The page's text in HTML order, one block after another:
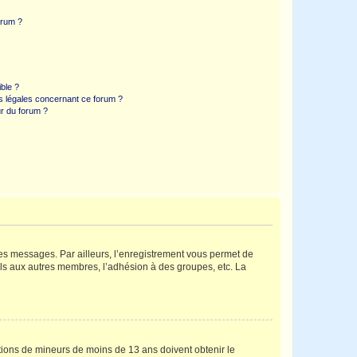
?
?
légales concernant ce forum ?
du forum ?
messages. Par ailleurs, l’enregistrement vous permet de
autres membres, l’adhésion à des groupes, etc. La
de mineurs de moins de 13 ans doivent obtenir le